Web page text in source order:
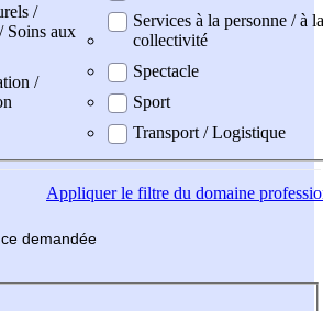
/
Soins aux
/
Services à la personne / à la
collectivité
Spectacle
Sport
Transport / Logistique
Appliquerle filtre du domaine
demandée